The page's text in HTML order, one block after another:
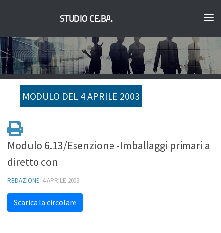
STUDIO CE.BA.
MODULO DEL 4 APRILE 2003
Modulo 6.13/Esenzione -Imballaggi primari a
diretto con
REDAZIONE· 4 APRILE 2003
Scarica la circolare